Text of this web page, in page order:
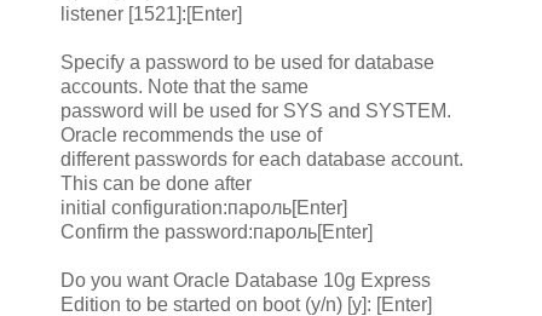
listener [1521]:[Enter]
Specify a password to be used for database
accounts. Note that the same
password will be used for SYS and SYSTEM.
Oracle recommends the use of
different passwords for each database account.
This can be done after
initial configuration:пароль[Enter]
Confirm the password:пароль[Enter]
Do you want Oracle Database 10g Express
Edition to be started on boot (y/n) [y]: [Enter]